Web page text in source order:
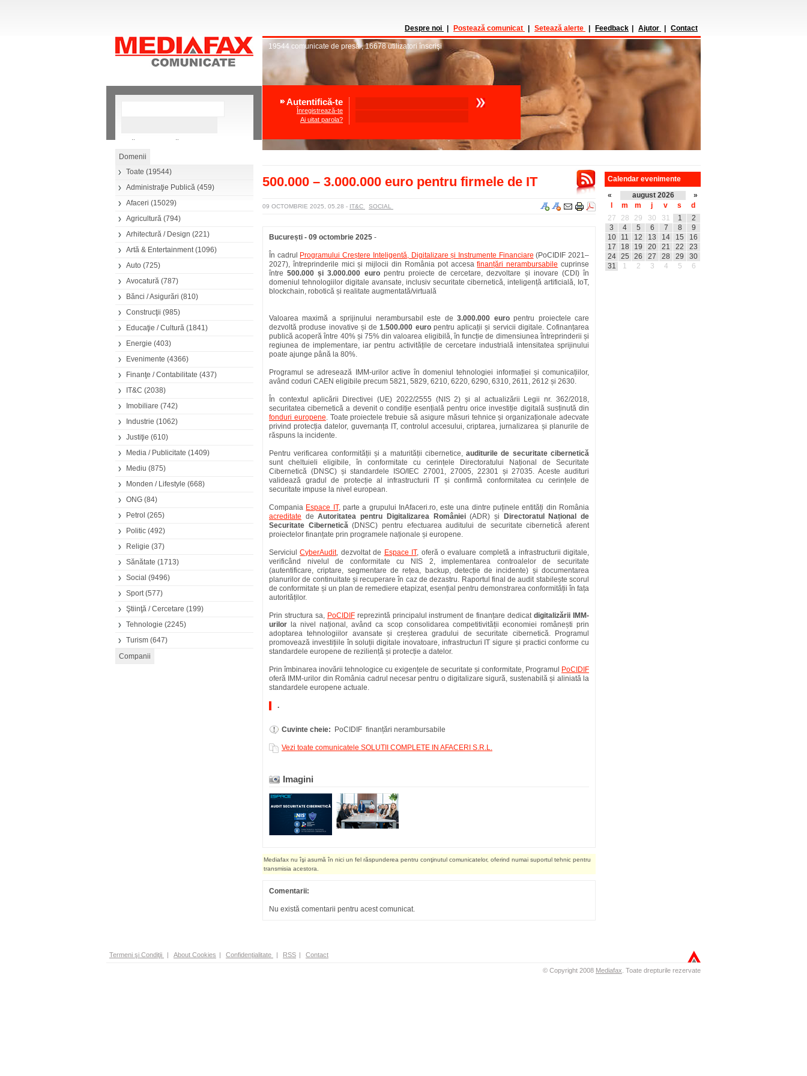
Căutare avansată
Toate (19544)
Administraţie Publică (459)
Afaceri (15029)
Agricultură (794)
Arhitectură / Design (221)
Artă & Entertainment(1096)
Auto (725)
Avocatură (787)
Bănci / Asigurări (810)
Construcţii (985)
Educaţie / Cultură (1841)
Energie (403)
Evenimente (4366)
Finanţe / Contabilitate (437)
IT&C (2038)
Imobiliare (742)
Industrie (1062)
Justiţie (610)
Media / Publicitate (1409)
Mediu (875)
Monden / Lifestyle (668)
ONG (84)
Petrol (265)
Politic (492)
Religie (37)
Sănătate (1713)
Social (9496)
Sport(577)
Ştiinţă / Cercetare (199)
Tehnologie (2245)
Turism (647)
Despre noi Postează comunicat Setează alerte Feedback Ajutor Contact
19544 comunicate de presă,16678 utilizatori înscrişi
Autentifică-te
Înregistrează-te
Ai uitat parola?
500.000 – 3.000.000 euro pentru firmele de IT
09 OCTOMBRIE 2025, 05.28 - IT&C SOCIAL
București - 09 octombrie 2025 -
În cadrul Programului Creștere Inteligentă, Digitalizare și Instrumente Financiare (PoCIDIF 2021–
2027), întreprinderile mici și mijlocii din România pot accesafinanțări nerambursabile cuprinse
între500.000 și 3.000.000 europentru proiecte de cercetare, dezvoltare și inovare (CDI) în
domeniul tehnologiilor digitale avansate, inclusiv securitate cibernetică, inteligență artificială, IoT,
blockchain, robotică și realitate augmentată/virtuală
Valoarea maximă a sprijinului nerambursabil este de3.000.000 europentru proiectele care
dezvoltă produse inovative și de1.500.000 europentru aplicații și servicii digitale. Cofinanțarea
publică acoperă între 40% și 75% din valoarea eligibilă, în funcție de dimensiunea întreprinderii și
regiunea de implementare, iar pentru activitățile de cercetare industrială intensitatea sprijinului
poate ajunge până la 80%.
Programul se adresează IMM-urilor active în domeniul tehnologiei informației și comunicațiilor,
având coduri CAEN eligibile precum 5821, 5829, 6210, 6220, 6290, 6310, 2611, 2612 și 2630.
În contextul aplicării Directivei (UE) 2022/2555 (NIS 2) și al actualizării Legii nr. 362/2018,
securitatea cibernetică a devenit o condiție esențială pentru orice investiție digitală susținută din
fonduri europene. Toate proiectele trebuie să asigure măsuri tehnice și organizaționale adecvate
privind protecția datelor, guvernanța IT, controlul accesului, criptarea, jurnalizarea și planurile de
răspuns la incidente.
Pentru verificarea conformității și a maturității cibernetice,auditurile de securitate cibernetică
sunt cheltuieli eligibile, în conformitate cu cerințele Directoratului Național de Securitate
Cibernetică (DNSC) și standardele ISO/IEC 27001, 27005, 22301 și 27035. Aceste audituri
validează gradul de protecție al infrastructurii IT și confirmă conformitatea cu cerințele de
securitate impuse la nivel european.
Compania Espace IT, parte a grupului InAfaceri.ro, este una dintre puținele entități din România
acreditate deAutoritatea pentru Digitalizarea României(ADR) și
Directoratul Național de
Securitate Cibernetică(DNSC) pentru efectuarea auditului de securitate cibernetică aferent
proiectelor finanțate prin programele naționale și europene.
ServiciulCyberAudit, dezvoltat de Espace IT, oferă o evaluare completă a infrastructurii digitale,
verificând nivelul de conformitate cu NIS 2, implementarea controalelor de securitate
(autentificare, criptare, segmentare de rețea, backup, detecție de incidente) și documentarea
planurilor de continuitate și recuperare în caz de dezastru. Raportul final de audit stabilește scorul
de conformitate și un plan de remediere etapizat, esențial pentru demonstrarea conformității în fața
autorităților.
Prin structura sa, PoCIDIFreprezintă principalul instrument de finanțare dedicatdigitalizării IMM-
urilor la nivel național, având ca scop consolidarea competitivității economiei românești prin
adoptarea tehnologiilor avansate și creșterea gradului de securitate cibernetică. Programul
promovează investițiile în soluții digitale inovatoare, infrastructuri IT sigure și practici conforme cu
standardele europene de reziliență și protecție a datelor.
Prin îmbinarea inovării tehnologice cu exigențele de securitate și conformitate, Programul
PoCIDIF
oferă IMM-urilor din România cadrul necesar pentru o digitalizare sigură, sustenabilă și aliniată la
standardele europene actuale.
.
Cuvinte cheie: PoCIDIF finanțări nerambursabile
Vezi toate comunicatele SOLUTII COMPLETE IN AFACERI S.R.L.
Imagini
Mediafax nu îşi asumă în nici un fel răspunderea pentru conţinutul comunicatelor, oferind numai suportul tehnic pentru
transmisia acestora.
Comentarii:
Nu există comentarii pentru acest comunicat.
Calendar evenimente
«
august 2026
»
m m j v s
d
27
28 29 30 31 1
2
3
4 5 6 7 8
9
10
11 12 13 14 15
16
17
18 19 20 21 22
23
24
25 26 27 28 29
30
31
1 2 3 4 5 6
Termeni şi Condiţii | About Cookies | Confidenţialitate | RSS | Contact
© Copyright 2008 Mediafax Toate drepturile rezervate